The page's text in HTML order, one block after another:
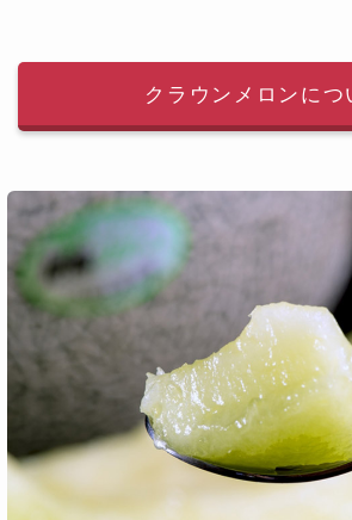
クラウンメロンにつ